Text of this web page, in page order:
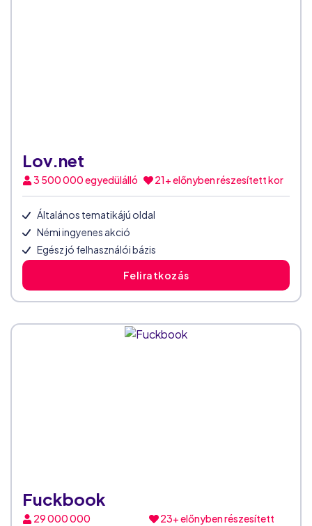
Lov.net
3 500 000egyedülálló 21+ előnyben részesített kor
Általános tematikájú oldal
Némi ingyenes akció
Egész jó felhasználói bázis
Feliratkozás
Fuckbook
29 000 000
23+ előnyben részesített